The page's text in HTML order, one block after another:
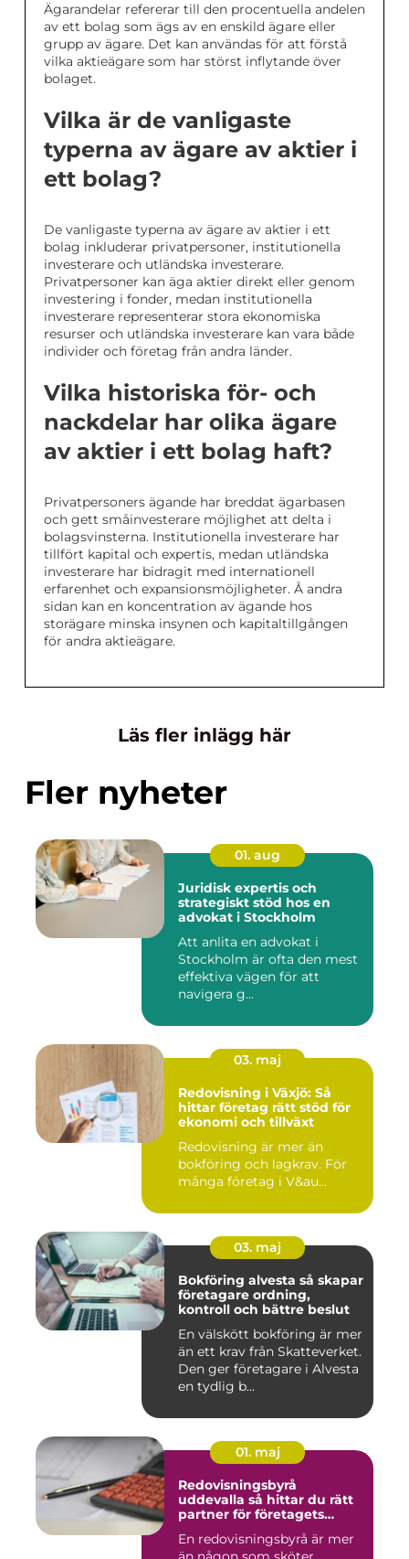
Ägarandelar refererar till den procentuella andelen
av ett bolag som ägs av en enskild ägare eller
grupp av ägare. Det kan användas för att förstå
vilka aktieägare som har störst inflytande över
bolaget.
Vilka är de vanligaste
typerna av ägare av aktier i
ett bolag?
De vanligaste typerna av ägare av aktier i ett
bolag inkluderar privatpersoner, institutionella
investerare och utländska investerare.
Privatpersoner kan äga aktier direkt eller genom
investering i fonder, medan institutionella
investerare representerar stora ekonomiska
resurser och utländska investerare kan vara både
individer och företag från andra länder.
Vilka historiska för- och
nackdelar har olika ägare
av aktier i ett bolag haft?
Privatpersoners ägande har breddat ägarbasen
och gett småinvesterare möjlighet att delta i
bolagsvinsterna. Institutionella investerare har
tillfört kapital och expertis, medan utländska
investerare har bidragit med internationell
erfarenhet och expansionsmöjligheter. Å andra
sidan kan en koncentration av ägande hos
storägare minska insynen och kapitaltillgången
för andra aktieägare.
Läs fler inlägg här
Fler nyheter
01. aug
Juridisk expertis och
strategiskt stöd hos en
advokat i Stockholm
Att anlita en advokat i
Stockholm är ofta den mest
effektiva vägen för att
navigera g...
03. maj
Redovisning i Växjö: Så
hittar företag rätt stöd för
ekonomi och tillväxt
Redovisning är mer än
bokföring och lagkrav. För
många företag i V&au...
03. maj
Bokföring alvesta så skapar
företagare ordning,
kontroll och bättre beslut
En välskött bokföring är mer
än ett krav från Skatteverket.
Den ger företagare i Alvesta
en tydlig b...
01. maj
Redovisningsbyrå
uddevalla så hittar du rätt
partner för företagets
En redovisningsbyrå är mer